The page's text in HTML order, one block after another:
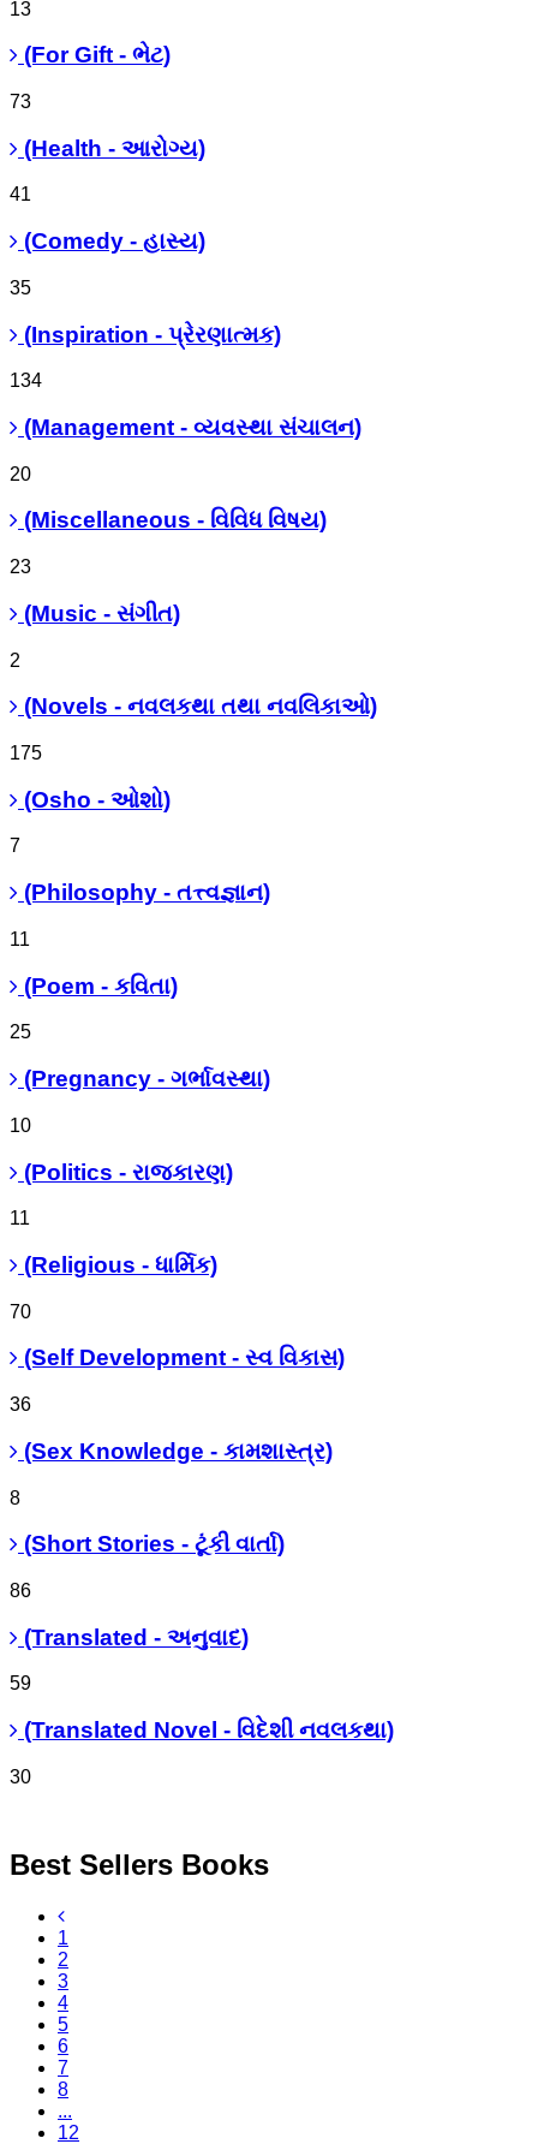
13
(For Gift - ભેટ)
73
(Health - આરોગ્ય)
41
(Comedy - હાસ્ય)
35
(Inspiration - પ્રેરણાત્મક)
134
(Management - વ્યવસ્થા સંચાલન)
20
(Miscellaneous - વિવિધ વિષય)
23
(Music - સંગીત)
2
(Novels - નવલકથા તથા નવલિકાઓ)
175
(Osho - ઓશો)
7
(Philosophy - તત્ત્વજ્ઞાન)
11
(Poem - કવિતા)
25
(Pregnancy - ગર્ભાવસ્થા)
10
(Politics - રાજકારણ)
11
(Religious - ધાર્મિક)
70
(Self Development - સ્વ વિકાસ)
36
(Sex Knowledge - કામશાસ્ત્ર)
8
(Short Stories - ટૂંકી વાર્તા)
86
(Translated - અનુવાદ)
59
(Translated Novel - વિદેશી નવલકથા)
30
Best Sellers Books
1
2
3
4
5
6
7
8
...
12